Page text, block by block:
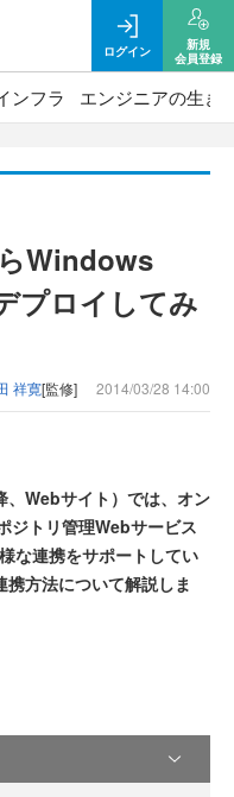
ログイン
新規
会員登録
ンフラ エンジニアの生き
Windows
プロイしてみ
祥寛[監修] 2014/03/28 14:00
Webサイト）では、オン
ジトリ管理Webサービス
な連携をサポートしてい
方法について解説しま